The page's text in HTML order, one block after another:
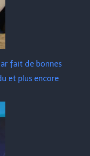
fait de bonnes
et plus encore